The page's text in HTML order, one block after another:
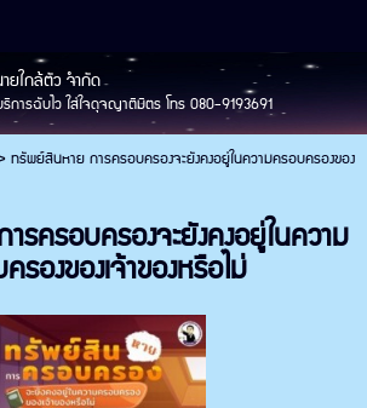
ยใกล้ตัว จำกัด
ริการฉับไว ใส่ใจดุจญาติมิตร โทร 080-9193691
ทรัพย์สินหาย การครอบครองจะยังคงอยู่ในความครอบครองของ
รครอบครองจะยังคงอยู่ในความ
รองของเจ้าของหรือไม่